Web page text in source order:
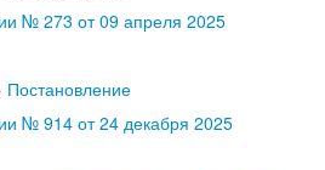
№ 273 от 09 апреля 2025
Постановление
№ 914 от 24 декабря 2025